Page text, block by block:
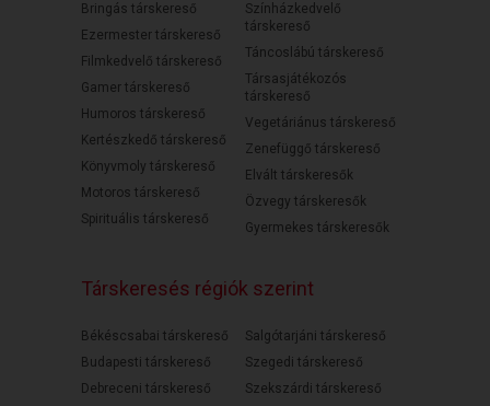
Bringás társkereső
Ezermester társkereső
Filmkedvelő társkereső
Gamer társkereső
Humoros társkereső
Kertészkedő társkereső
Könyvmoly társkereső
Motoros társkereső
Spirituális társkereső
Színházkedvelő
társkereső
Táncoslábú társkereső
Társasjátékozós
társkereső
Vegetáriánus társkereső
Zenefüggő társkereső
Elvált társkeresők
Özvegy társkeresők
Gyermekes társkeresők
Társkeresés régiók szerint
Békéscsabai társkereső
Budapesti társkereső
Debreceni társkereső
Salgótarjáni társkereső
Szegedi társkereső
Szekszárdi társkereső